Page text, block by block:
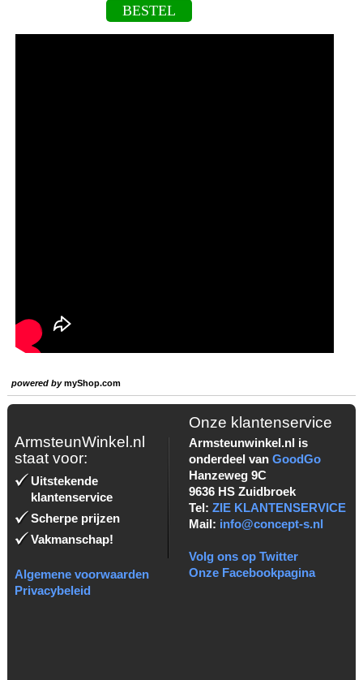
BESTEL
powered bymyShop.com
ArmsteunWinkel.nl
staat voor:
Uitstekende
klantenservice
Scherpe prijzen
Vakmanschap!
Algemene voorwaarden
Privacybeleid
Onze klantenservice
Armsteunwinkel.nl is
onderdeel van GoodGo
Hanzeweg 9C
9636 HS Zuidbroek
Tel: ZIE KLANTENSERVICE
Mail: info@concept-s.nl
Volg ons op Twitter
Onze Facebookpagina